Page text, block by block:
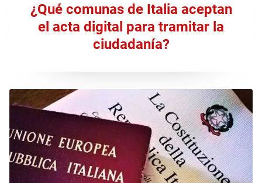
¿Qué comunas de Italia aceptan
el acta digital para tramitar la
ciudadanía?